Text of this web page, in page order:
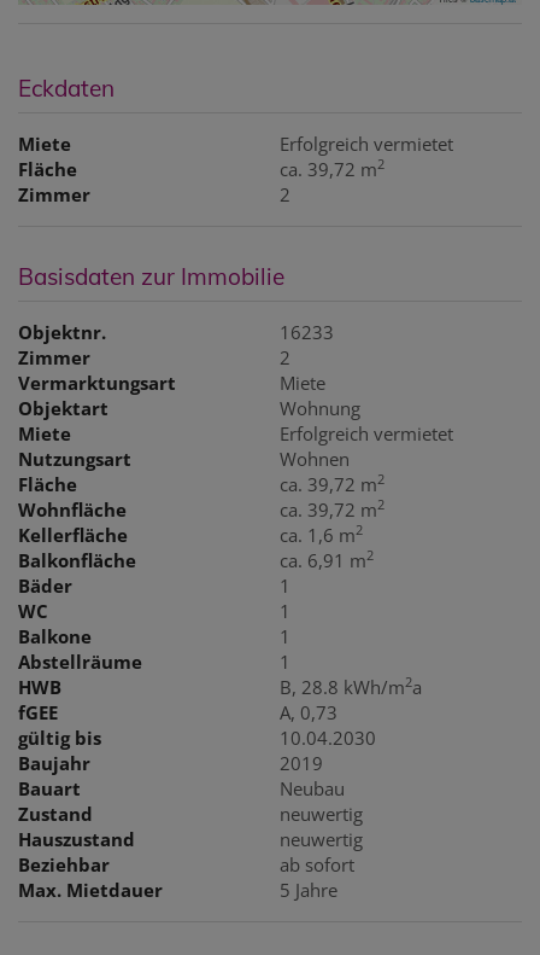
Eckdaten
Miete
Erfolgreich vermietet
Fläche
ca. 39,72 m2
Zimmer 2
Basisdaten zur Immobilie
Objektnr.
16233
Zimmer
2
Vermarktungsart
Miete
Objektart
Wohnung
Miete
Erfolgreich vermietet
Nutzungsart
Wohnen
Fläche
ca. 39,72 m2
Wohnfläche ca. 39,72 m2
Kellerfläche ca. 1,6 m2
Balkonfläche ca. 6,91 m2
Bäder
1
WC
1
Balkone
1
Abstellräume
1
HWB
B, 28.8 kWh/m2a
fGEE
A, 0,73
gültig bis
10.04.2030
Baujahr
2019
Bauart
Neubau
Zustand
neuwertig
Hauszustand
neuwertig
Beziehbar
ab sofort
Max. Mietdauer
5 Jahre